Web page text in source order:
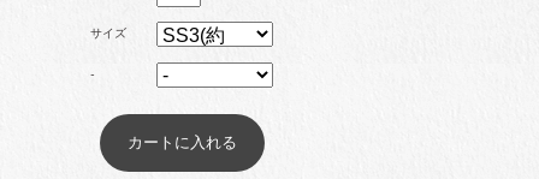
卸専用ラインストーン
納期4週間前後
サイズ
-